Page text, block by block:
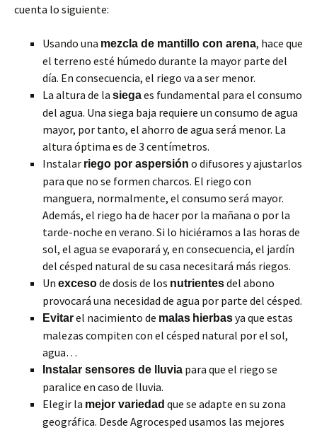
cuenta lo siguiente:
Usando una mezcla de mantillo con arena, hace que
el terreno esté húmedo durante la mayor parte del
día. En consecuencia, el riego va a ser menor.
La altura de la siegaes fundamental para el consumo
del agua. Una siega baja requiere un consumo de agua
mayor, por tanto, el ahorro de agua será menor. La
altura óptima es de 3 centímetros.
Instalar riego por aspersión o difusores y ajustarlos
para que no se formen charcos. El riego con
manguera, normalmente, el consumo será mayor.
Además, el riego ha de hacer por la mañana o por la
tarde-noche en verano. Si lo hiciéramos a las horas de
sol, el agua se evaporará y, en consecuencia, el jardín
del césped natural de su casa necesitará más riegos.
Un excesode dosis de los nutrientesdel abono
provocará una necesidad de agua por parte del césped.
Evitarel nacimiento de malas hierbasya que estas
malezas compiten con el césped natural por el sol,
agua…
Instalar sensores de lluvia para que el riego se
paralice en caso de lluvia.
Elegir la mejor variedad que se adapte en su zona
geográfica. Desde Agrocesped usamos las mejores